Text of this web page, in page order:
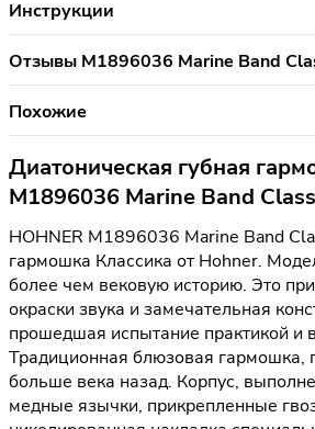
Инструкции
Отзывы M1896036 Marine Band
Похожие
Диатоническая губная
M1896036 Marine Band
HOHNER M1896036 Marine Band
гармошка Классика от Hohner.
более чем вековую историю. Это
окраски звука и замечательная
прошедшая испытание практикой и
Традиционная блюзовая гармошка,
больше века назад. Корпус,
медные язычки, прикрепленные